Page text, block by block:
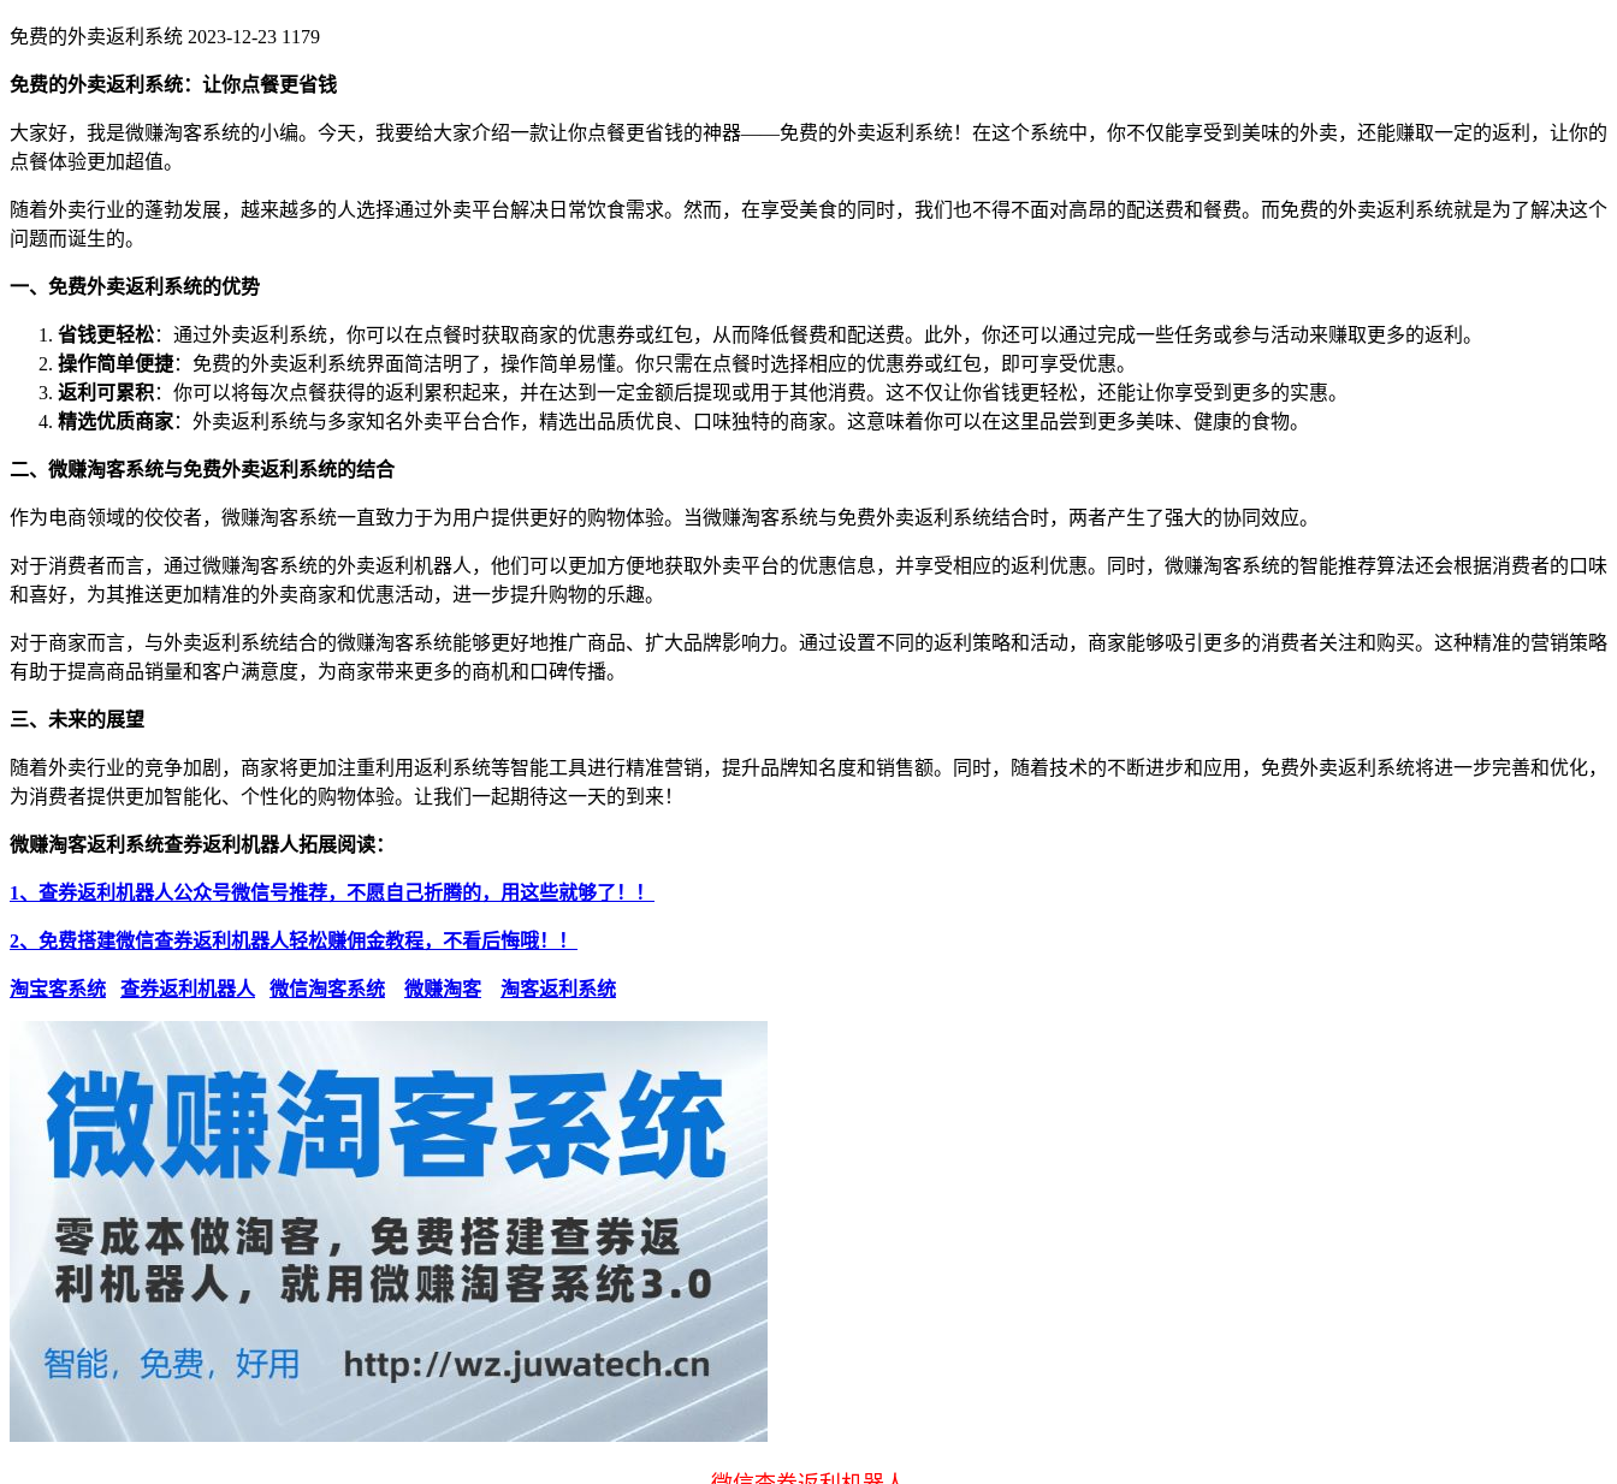
免费的外卖返利系统 2023-12-23 1179
免费的外卖返利系统：让你点餐更省钱
大家好，我是微赚淘客系统的小编。今天，我要给大家介绍一款让你点餐更省钱的神器——免费的外卖返利系统！在这个系统中，你不仅能享受到美味的外卖，还能赚取一定的返利，让你的
点餐体验更加超值。
随着外卖行业的蓬勃发展，越来越多的人选择通过外卖平台解决日常饮食需求。然而，在享受美食的同时，我们也不得不面对高昂的配送费和餐费。而免费的外卖返利系统就是为了解决这个
问题而诞生的。
一、免费外卖返利系统的优势
省钱更轻松：通过外卖返利系统，你可以在点餐时获取商家的优惠券或红包，从而降低餐费和配送费。此外，你还可以通过完成一些任务或参与活动来赚取更多的返利。
操作简单便捷：免费的外卖返利系统界面简洁明了，操作简单易懂。你只需在点餐时选择相应的优惠券或红包，即可享受优惠。
返利可累积：你可以将每次点餐获得的返利累积起来，并在达到一定金额后提现或用于其他消费。这不仅让你省钱更轻松，还能让你享受到更多的实惠。
精选优质商家：外卖返利系统与多家知名外卖平台合作，精选出品质优良、口味独特的商家。这意味着你可以在这里品尝到更多美味、健康的食物。
二、微赚淘客系统与免费外卖返利系统的结合
作为电商领域的佼佼者，微赚淘客系统一直致力于为用户提供更好的购物体验。当微赚淘客系统与免费外卖返利系统结合时，两者产生了强大的协同效应。
对于消费者而言，通过微赚淘客系统的外卖返利机器人，他们可以更加方便地获取外卖平台的优惠信息，并享受相应的返利优惠。同时，微赚淘客系统的智能推荐算法还会根据消费者的口味
和喜好，为其推送更加精准的外卖商家和优惠活动，进一步提升购物的乐趣。
对于商家而言，与外卖返利系统结合的微赚淘客系统能够更好地推广商品、扩大品牌影响力。通过设置不同的返利策略和活动，商家能够吸引更多的消费者关注和购买。这种精准的营销策略
有助于提高商品销量和客户满意度，为商家带来更多的商机和口碑传播。
三、未来的展望
随着外卖行业的竞争加剧，商家将更加注重利用返利系统等智能工具进行精准营销，提升品牌知名度和销售额。同时，随着技术的不断进步和应用，免费外卖返利系统将进一步完善和优化，
为消费者提供更加智能化、个性化的购物体验。让我们一起期待这一天的到来！
微赚淘客返利系统查券返利机器人拓展阅读：
1、查券返利机器人公众号微信号推荐，不愿自己折腾的，用这些就够了！！
2、免费搭建微信查券返利机器人轻松赚佣金教程，不看后悔哦！！
淘宝客系统 查券返利机器人 微信淘客系统 微赚淘客 淘客返利系统